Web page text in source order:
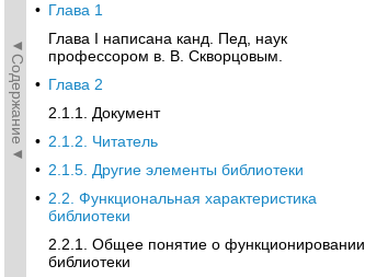
◄Содержание◄
• Глава 1
Глава I написана канд. Пед, наук
профессором в. В. Скворцовым.
• Глава 2
2.1.1. Документ
• 2.1.2. Читатель
• 2.1.5. Другие элементы библиотеки
• 2.2. Функциональная характеристика
библиотеки
2.2.1. Общее понятие о функционировании
библиотеки